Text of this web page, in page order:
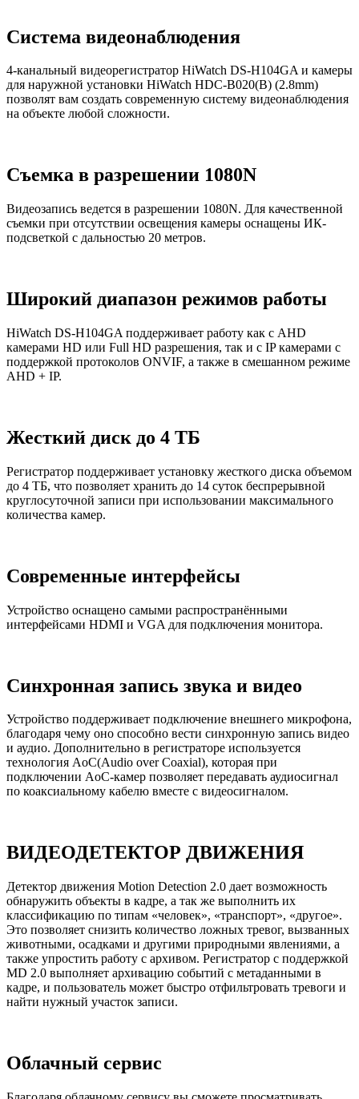
Cистема видеонаблюдения
4-канальный видеорегистратор HiWatch DS-H104GA и камеры
для наружной установки HiWatch HDC-B020(B) (2.8mm)
позволят вам создать современную систему видеонаблюдения
на объекте любой сложности.
Съемка в разрешении 1080N
Видеозапись ведется в разрешении 1080N. Для качественной
съемки при отсутствии освещения камеры оснащены ИК-
подсветкой с дальностью 20 метров.
Широкий диапазон режимов работы
HiWatch DS-H104GA поддерживает работу как с AHD
камерами HD или Full HD разрешения, так и с IP камерами с
поддержкой протоколов ONVIF, а также в смешанном режиме
AHD + IP.
Жесткий диск до 4 ТБ
Регистратор поддерживает установку жесткого диска объемом
до 4 ТБ, что позволяет хранить до 14 суток беспрерывной
круглосуточной записи при использовании максимального
количества камер.
Современные интерфейсы
Устройство оснащено самыми распространёнными
интерфейсами HDMI и VGA для подключения монитора.
Синхронная запись звука и видео
Устройство поддерживает подключение внешнего микрофона,
благодаря чему оно способно вести синхронную запись видео
и аудио. Дополнительно в регистраторе используется
технология AoC(Audio over Coaxial), которая при
подключении AoC-камер позволяет передавать аудиосигнал
по коаксиальному кабелю вместе с видеосигналом.
ВИДЕОДЕТЕКТОР ДВИЖЕНИЯ
Детектор движения Motion Detection 2.0 дает возможность
обнаружить объекты в кадре, а так же выполнить их
классификацию по типам «человек», «транспорт», «другое».
Это позволяет снизить количество ложных тревог, вызванных
животными, осадками и другими природными явлениями, а
также упростить работу с архивом. Регистратор с поддержкой
MD 2.0 выполняет архивацию событий с метаданными в
кадре, и пользователь может быстро отфильтровать тревоги и
найти нужный участок записи.
Облачный сервис